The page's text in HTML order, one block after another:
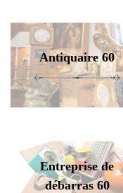
Antiquaire 60
Entreprise de
débarras 60